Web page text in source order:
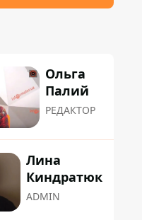
Ольга
Палий
РЕДАКТОР
Лина
Киндратюк
ADMIN